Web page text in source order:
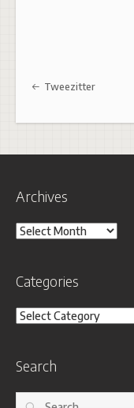
Post navigation
Tweezitter
Archives
Archives
Categories
Categories
Search
Search